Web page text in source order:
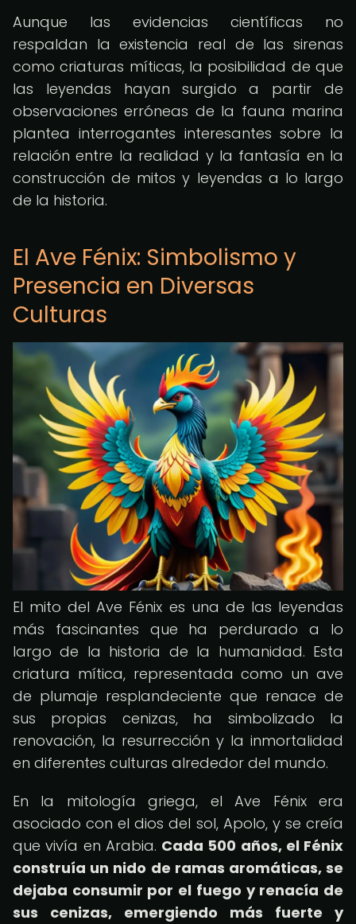
Aunque las evidencias científicas no
respaldan la existencia real de las sirenas
como criaturas míticas, la posibilidad de que
las leyendas hayan surgido a partir de
observaciones erróneas de la fauna marina
plantea interrogantes interesantes sobre la
relación entre la realidad y la fantasía en la
construcción de mitos y leyendas a lo largo
de la historia.
El Ave Fénix: Simbolismo y
Presencia en Diversas
Culturas
El mito del Ave Fénix es una de las leyendas
más fascinantes que ha perdurado a lo
largo de la historia de la humanidad. Esta
criatura mítica, representada como un ave
de plumaje resplandeciente que renace de
sus propias cenizas, ha simbolizado la
renovación, la resurrección y la inmortalidad
en diferentes culturas alrededor del mundo.
En la mitología griega, el Ave Fénix era
asociado con el dios del sol, Apolo, y se creía
que vivía en Arabia. Cada 500 años, el Fénix
construía un nido de ramas aromáticas, se
dejaba consumir por el fuego y renacía de
sus cenizas, emergiendo más fuerte y